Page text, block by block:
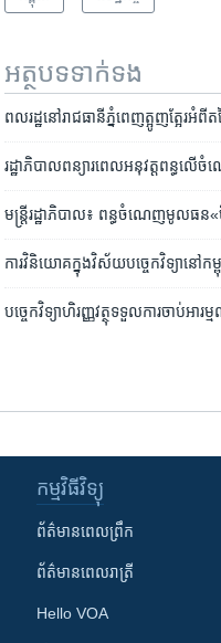
អត្ថបទ​ទាក់ទង
ពលរដ្ឋ​នៅ​រាជធានី​ភ្នំពេញ​ត្អូញត្អែរ​អំពី​​ត
រដ្ឋាភិបាល​ពន្យារ​ពេល​អនុវត្ត​ពន្ធ​
មន្រ្តីរដ្ឋាភិបាល៖​ ពន្ធ​ចំណេញ​មូលធន​«
ការ​វិនិយោគ​ក្នុង​វិស័យ​បច្ចេកវិទ្យា​នៅ​​ក
បច្ចេក​វិទ្យា​ហិរញ្ញវត្ថុ​ទទួល​ការ​ចាប់​អា
កម្មវិធី​វិទ្យុ
ព័ត៌មាន​ពេល​ព្រឹក
ព័ត៌មាន​​ពេល​រាត្រី
Hello VOA